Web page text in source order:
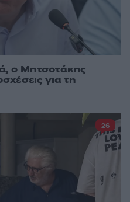
ο Μητσοτάκης
για τη
26